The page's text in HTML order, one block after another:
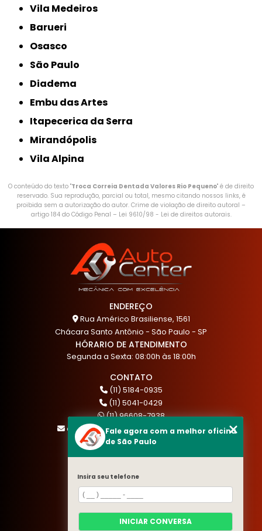
Vila Medeiros
Barueri
Osasco
São Paulo
Diadema
Embu das Artes
Itapecerica da Serra
Mirandópolis
Vila Alpina
O conteúdo do texto "Troca Correia Dentada Valores Rio Pequeno" é de direito
reservado. Sua reprodução, parcial ou total, mesmo citando nossos links, é
proibida sem a autorização do autor. Crime de violação de direito autoral –
artigo 184 do Código Penal – Lei 9610/98 - Lei de direitos autorais.
ENDEREÇO
Rua Américo Brasiliense, 1561
Chácara Santo Antônio - São Paulo - SP
HÓRARIO DE ATENDIMENTO
Segunda a Sexta: 08:00h às 18:00h
CONTATO
(11) 5184-0935
(11) 5041-0429
(11) 96608-7938
atendimento@akautocenter.com.br
MENU
HOME
QUEM SOMOS
SERVIÇOS
BLOG
Fale agora com a melhor oficina
de São Paulo
Insira seu telefone
INICIAR CONVERSA